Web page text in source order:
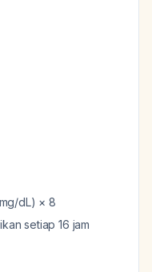
dL) × 8
setiap 16 jam